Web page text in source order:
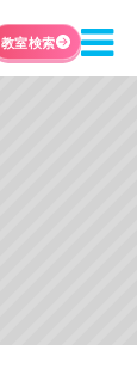
教室検索